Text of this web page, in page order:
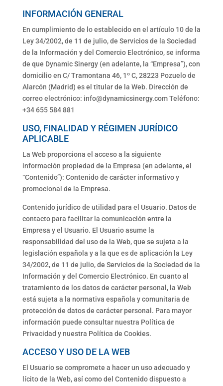
INFORMACIÓN GENERAL
En cumplimiento de lo establecido en el artículo 10 de la
Ley 34/2002, de 11 de julio, de Servicios de la Sociedad
de la Información y del Comercio Electrónico, se informa
de que Dynamic Sinergy (en adelante, la “Empresa”), con
domicilio en C/ Tramontana 46, 1º C, 28223 Pozuelo de
Alarcón (Madrid) es el titular de la Web. Dirección de
correo electrónico: info@dynamicsinergy.com Teléfono:
+34 655 584 881
USO, FINALIDAD Y RÉGIMEN JURÍDICO
APLICABLE
La Web proporciona el acceso a la siguiente
información propiedad de la Empresa (en adelante, el
“Contenido”): Contenido de carácter informativo y
promocional de la Empresa.
Contenido jurídico de utilidad para el Usuario. Datos de
contacto para facilitar la comunicación entre la
Empresa y el Usuario. El Usuario asume la
responsabilidad del uso de la Web, que se sujeta a la
legislación española y a la que es de aplicación la Ley
34/2002, de 11 de julio, de Servicios de la Sociedad de la
Información y del Comercio Electrónico. En cuanto al
tratamiento de los datos de carácter personal, la Web
está sujeta a la normativa española y comunitaria de
protección de datos de carácter personal. Para mayor
información puede consultar nuestra Política de
Privacidad y nuestra Política de Cookies.
ACCESO Y USO DE LA WEB
El Usuario se compromete a hacer un uso adecuado y
lícito de la Web, así como del Contenido dispuesto a